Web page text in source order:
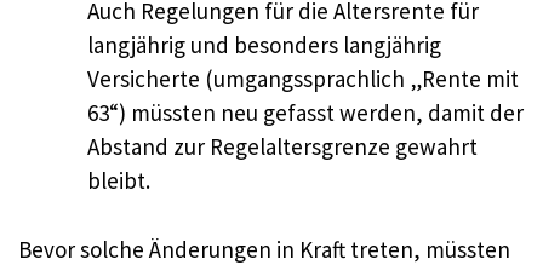
Auch Regelungen für die Altersrente für
langjährig und besonders langjährig
Versicherte (umgangssprachlich „Rente mit
63“) müssten neu gefasst werden, damit der
Abstand zur Regelaltersgrenze gewahrt
bleibt.
Bevor solche Änderungen in Kraft treten, müssten